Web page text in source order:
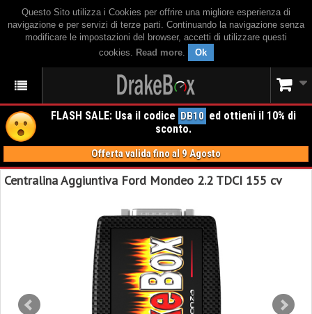
Questo Sito utilizza i Cookies per offrire una migliore esperienza di
navigazione e per servizi di terze parti. Continuando la navigazione senza
modificare le impostazioni del browser, accetti di utilizzare questi
cookies. Read more. Ok
FLASH SALE: Usa il codice DB10 ed ottieni il 10% di
sconto.
Offerta valida fino al 9 Agosto
Centralina Aggiuntiva Ford Mondeo 2.2 TDCI 155 cv